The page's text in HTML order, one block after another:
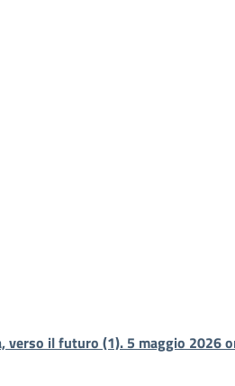
il futuro (1). 5 maggio 2026